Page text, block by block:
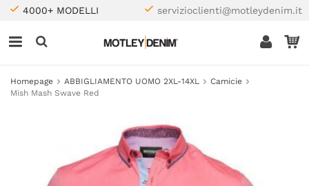
4000+ MODELLI servizioclienti@motleydenim.it
Homepage ABBIGLIAMENTO UOMO 2XL-14XL
Camicie
Mish Mash Swave Red